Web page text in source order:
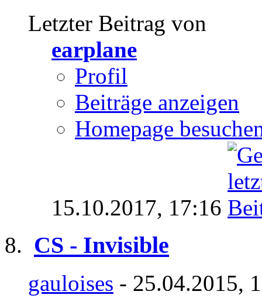
Letzter Beitrag von
earplane
Profil
Beiträge anzeigen
Homepage
15.10.2017, 17:16
CS - Invisible
gauloises - 25.04.2015,